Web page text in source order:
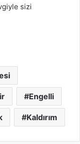
sizi
Engelli
Kaldırım